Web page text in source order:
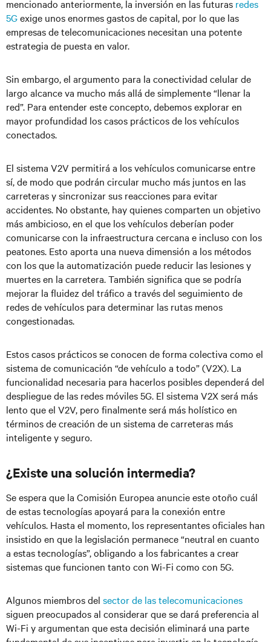
mencionado anteriormente, la inversión en las futuras redes
5Gexige unos enormes gastos de capital, por lo que las
empresas de telecomunicaciones necesitan una potente
estrategia de puesta en valor.
Sin embargo, el argumento para la conectividad celular de
largo alcance va mucho más allá de simplemente “llenar la
red”. Para entender este concepto, debemos explorar en
mayor profundidad los casos prácticos de los vehículos
conectados.
El sistema V2V permitirá a los vehículos comunicarse entre
sí, de modo que podrán circular mucho más juntos en las
carreteras y sincronizar sus reacciones para evitar
accidentes. No obstante, hay quienes comparten un objetivo
más ambicioso, en el que los vehículos deberían poder
comunicarse con la infraestructura cercana e incluso con los
peatones. Esto aporta una nueva dimensión a los métodos
con los que la automatización puede reducir las lesiones y
muertes en la carretera. También significa que se podría
mejorar la fluidez del tráfico a través del seguimiento de
redes de vehículos para determinar las rutas menos
congestionadas.
Estos casos prácticos se conocen de forma colectiva como el
sistema de comunicación “de vehículo a todo” (V2X). La
funcionalidad necesaria para hacerlos posibles dependerá del
despliegue de las redes móviles 5G. El sistema V2X será más
lento que el V2V, pero finalmente será más holístico en
términos de creación de un sistema de carreteras más
inteligente y seguro.
¿Existe una solución intermedia?
Se espera que la Comisión Europea anuncie este otoño cuál
de estas tecnologías apoyará para la conexión entre
vehículos. Hasta el momento, los representantes oficiales han
insistido en que la legislación permanece “neutral en cuanto
a estas tecnologías”, obligando a los fabricantes a crear
sistemas que funcionen tanto con Wi-Fi como con 5G.
Algunos miembros del sector de las telecomunicaciones
siguen preocupados al considerar que se dará preferencia al
Wi-Fi y argumentan que esta decisión eliminará una parte